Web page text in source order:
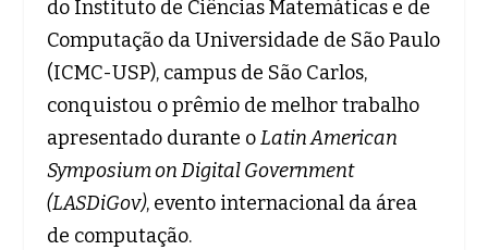
do Instituto de Ciências Matemáticas e de
Computação da Universidade de São Paulo
(ICMC-USP), campus de São Carlos,
conquistou o prêmio de melhor trabalho
apresentado durante oLatin American
Symposium on Digital Government
(LASDiGov), evento internacional da área
de computação.